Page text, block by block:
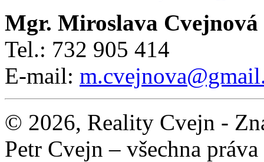
Mgr. Miroslava Cvejnová
Tel.: 732 905 414
E-mail:
© 2026, Reality Cvejn -
Petr Cvejn – všechna